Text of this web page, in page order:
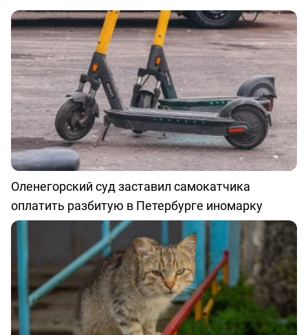
Оленегорский суд заставил самокатчика
оплатить разбитую в Петербурге иномарку